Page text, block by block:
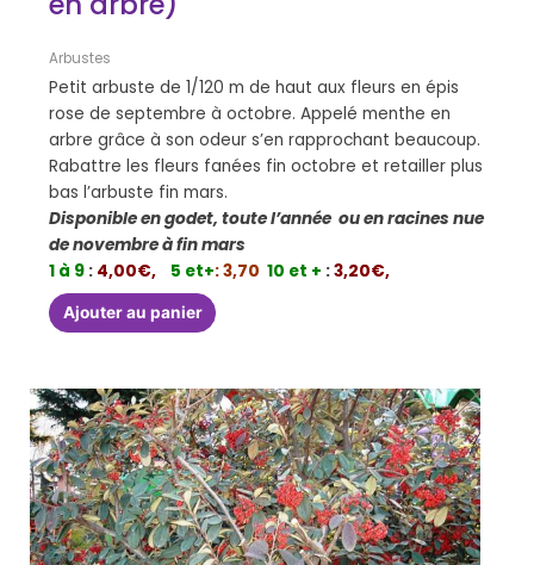
Arbustes
Petit arbuste de 1/120 m de haut aux fleurs en épis
rose de septembre à octobre. Appelé menthe en
arbre grâce à son odeur s’en rapprochant beaucoup.
Rabattre les fleurs fanées fin octobre et retailler plus
bas l’arbuste fin mars.
Disponible en godet, toute l’année ou en racines nue
de novembre à fin mars
1 à 9 : 4,00€, 5 et+: 3,70 10 et + :3,20€,
Ajouter au panier